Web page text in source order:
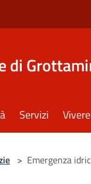
di
Servizi
> Emergenza